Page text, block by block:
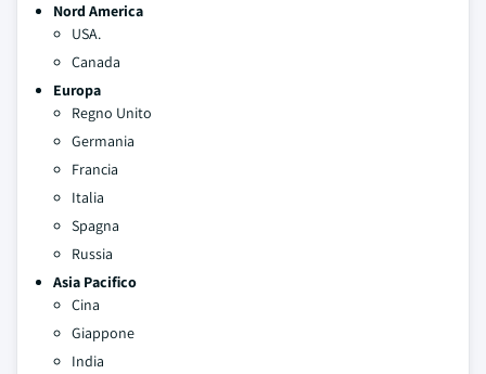
Nord America
USA.
Canada
Europa
Regno Unito
Germania
Francia
Italia
Spagna
Russia
Asia Pacifico
Cina
Giappone
India